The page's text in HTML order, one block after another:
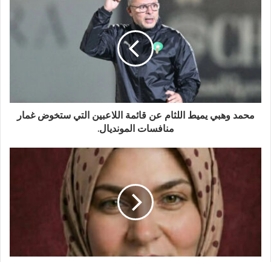
محمد وهبي يميط اللثام عن قائمة اللاعبين التي ستخوض غمار
منافسات المونديال.